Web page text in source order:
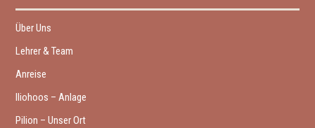
Über Uns
Lehrer & Team
Anreise
Iliohoos – Anlage
Pilion – Unser Ort